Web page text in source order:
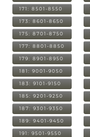
171: 8501-8550
173: 8601-8650
175: 8701-8750
177: 8801-8850
179: 8901-8950
181: 9001-9050
183: 9101-9150
185: 9201-9250
187: 9301-9350
189: 9401-9450
191: 9501-9550